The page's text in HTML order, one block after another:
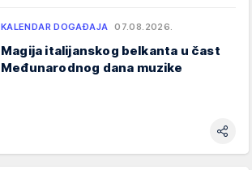
KALENDAR DOGAĐAJA 07.08.2026.
Magija italijanskog belkanta u čast
Međunarodnog dana muzike